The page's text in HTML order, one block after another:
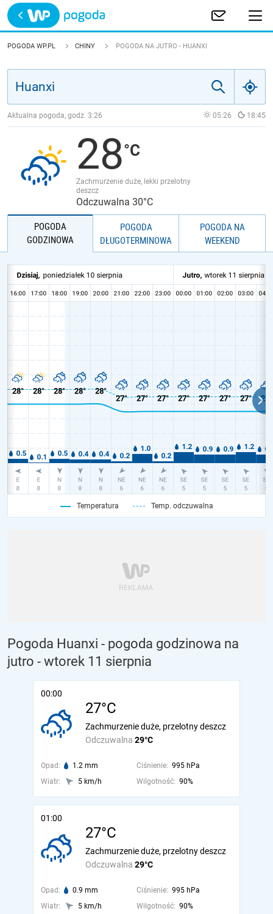
Trwa ładowanie
POLSKA
JAKOŚĆ POWIETRZA
POGODA WP.PL CHINY POGODA NA JUTRO - HUANXI
Aktualna pogoda, godz. 3:26 05:26 18:45
28
Zachmurzenie duże, lekki przelotny
deszcz
Odczuwalna 30°C
POGODA
GODZINOWA
POGODA
DŁUGOTERMINOWA
POGODA NA
WEEKEND
Temperatura Temp. odczuwalna
Pogoda Huanxi - pogoda godzinowa na
jutro - wtorek 11 sierpnia
00:00
27°C
Odczuwalna 29°C
Zachmurzenie duże, przelotny deszcz
Opad: 1.2 mm Ciśnienie: 995 hPa
Wiatr:
5 km/h Wilgotność: 90%
01:00
27°C
Odczuwalna 29°C
Zachmurzenie duże, przelotny deszcz
Opad: 0.9 mm Ciśnienie: 995 hPa
Wiatr:
5 km/h Wilgotność: 90%